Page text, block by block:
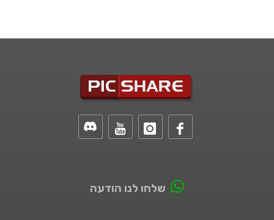
שלחו לנו הודעה